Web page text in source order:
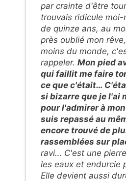
par crainte d'être
trouvais ridicule
de quinze ans, au
près oublié mon
moins du monde,
rappeler. Mon pied
qui faillit me faire
ce que c'était…
si bizarre que je l'ai
pour l'admirer à
suis repassé au
encore trouvé de
rassemblées sur
ravi… C'est une
les eaux et endurcie
Elle devient aussi